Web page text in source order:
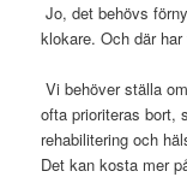
Jo, det behövs
klokare. Och där
Vi behöver ställa
ofta prioriteras bort,
rehabilitering och
Det kan kosta mer